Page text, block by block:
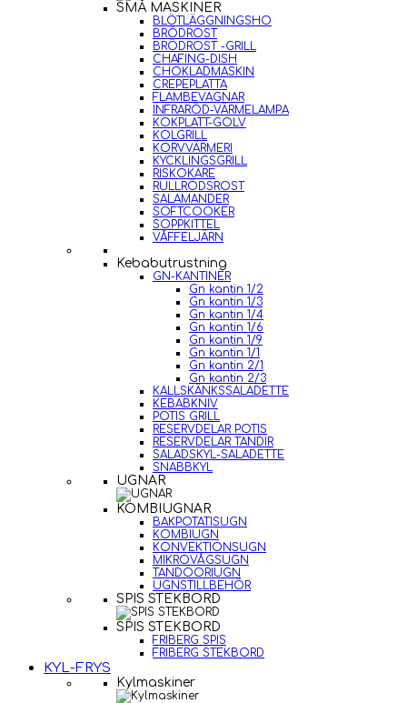
SMÅ MASKINER
BLÖTLÄGGNINGSHO
BRÖDROST
BRÖDROST -GRILL
CHAFING-DISH
CHOKLADMASKIN
CREPEPLATTA
FLAMBEVAGNAR
INFRARÖD-VÄRMELAMPA
KOKPLATT-GOLV
KOLGRILL
KORVVÄRMERI
KYCKLINGSGRILL
RISKOKARE
RULLRÖDSROST
SALAMANDER
SOFTCOOKER
SOPPKITTEL
VÅFFELJÄRN
Kebabutrustning
GN-KANTINER
Gn kantin 1/2
Gn kantin 1/3
Gn kantin 1/4
Gn kantin 1/6
Gn kantin 1/9
Gn kantin 1/1
Gn kantin 2/1
Gn kantin 2/3
KALLSKÄNKSSALADETTE
KEBABKNIV
POTIS GRILL
RESERVDELAR POTIS
RESERVDELAR TANDIR
SALADSKYL-SALADETTE
SNABBKYL
UGNAR
KOMBIUGNAR
BAKPOTATISUGN
KOMBIUGN
KONVEKTIONSUGN
MIKROVÅGSUGN
TANDOORIUGN
UGNSTILLBEHÖR
SPIS STEKBORD
SPIS STEKBORD
FRIBERG SPIS
FRIBERG STEKBORD
KYL-FRYS
Kylmaskiner